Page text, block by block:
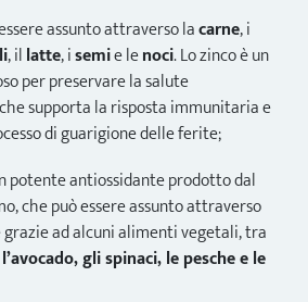
assunto attraverso lacarne, i
, illatte, isemie lenoci. Lo zinco è un
per preservare la salute
supporta la risposta immunitaria e
di guarigione delle ferite;
potente antiossidante prodotto dal
che può essere assunto attraverso
grazie ad alcuni alimenti vegetali, tra
gli spinaci, le pesche e le